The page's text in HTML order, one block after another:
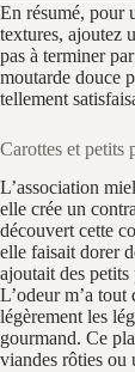
En résumé, pour
textures, ajoutez
pas à terminer
moutarde douce
tellement
Carottes et petits
L’association
elle crée un
découvert cette
elle faisait dorer
ajoutait des
L’odeur m’a
légèrement les
gourmand. Ce
viandes rôties ou